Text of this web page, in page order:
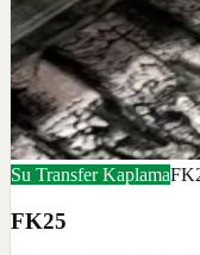
Su Transfer Kaplama
FK25